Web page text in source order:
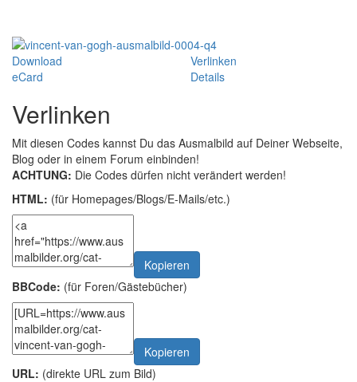
Download
Verlinken
eCard
Details
Verlinken
Mit diesen Codes kannst Du das Ausmalbild auf Deiner Webseite,
Blog oder in einem Forum einbinden!
ACHTUNG: Die Codes dürfen nicht verändert werden!
HTML: (für Homepages/Blogs/E-Mails/etc.)
Kopieren
BBCode: (für Foren/Gästebücher)
Kopieren
URL: (direkte URL zum Bild)